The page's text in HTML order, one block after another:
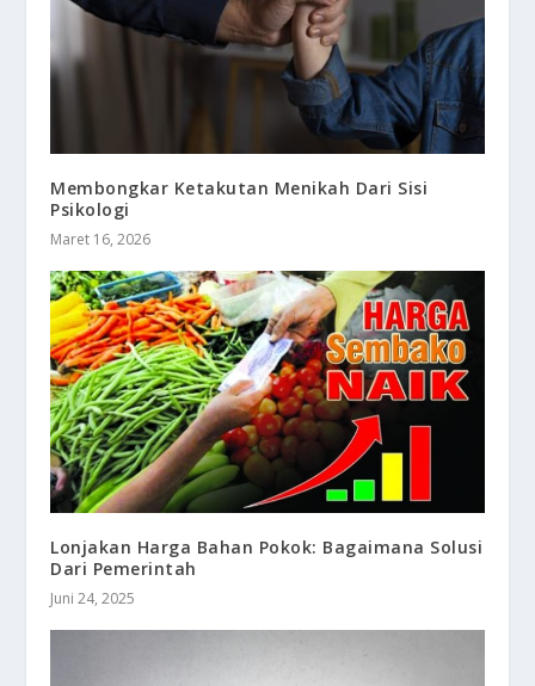
Membongkar Ketakutan Menikah Dari Sisi
Psikologi
Maret 16, 2026
Lonjakan Harga Bahan Pokok: Bagaimana Solusi
Dari Pemerintah
Juni 24, 2025